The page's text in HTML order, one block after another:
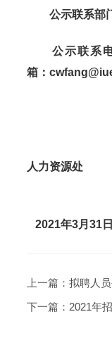
公示联系部
公示联系
箱：
人力资源处
2021年3月 31 日
上一篇： 拟聘人
下一篇： 2021年